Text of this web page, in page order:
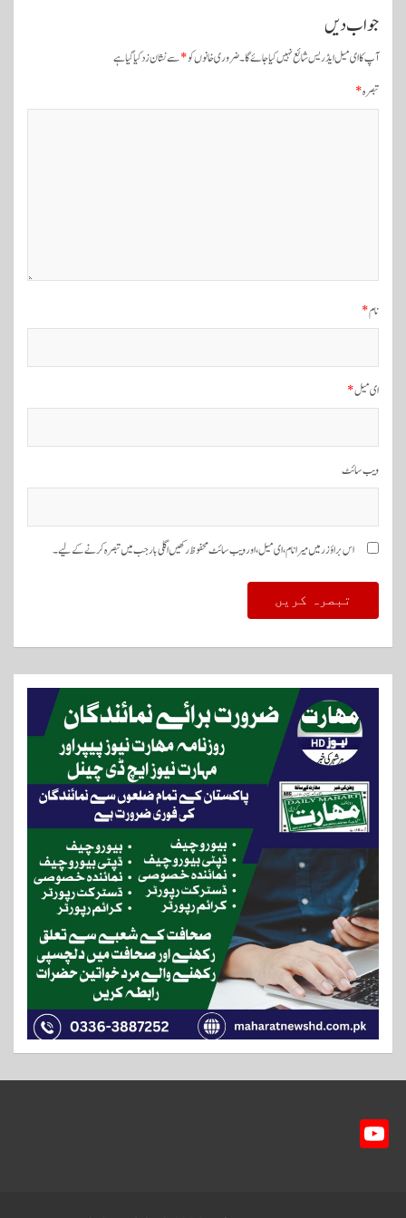
ن
جواب دیں
آپ کا ای میل ایڈریس شائع نہیں کیا جائے گا۔ضروری خانوں کو*سے نشان زد کیا گیا ہے
تبصرہ*
نام*
ای میل*
ویب‌ سائٹ
اس براؤزر میں میرا نام، ای میل، اور ویب سائٹ محفوظ رکھیں اگلی بار جب میں تبصرہ کرنے کےلیے۔